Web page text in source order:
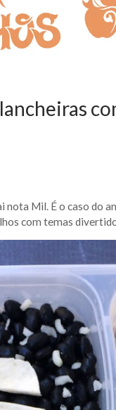
nota Mil. É o caso do
com temas